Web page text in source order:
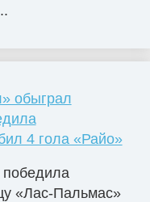
обыграл
4 гола «Райо»
«Лас-Пальмас»